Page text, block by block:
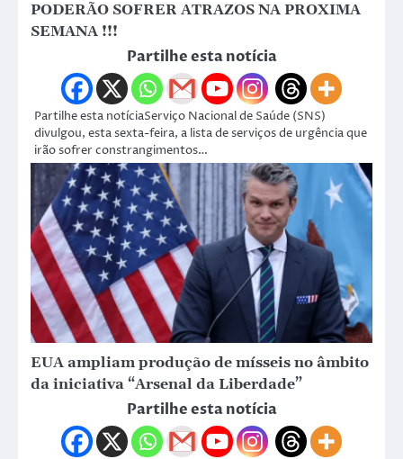
PODERÃO SOFRER ATRAZOS NA PROXIMA
SEMANA !!!
Partilhe esta notícia
Partilhe esta notíciaServiço Nacional de Saúde (SNS)
divulgou, esta sexta-feira, a lista de serviços de urgência que
irão sofrer constrangimentos…
EUA ampliam produção de mísseis no âmbito
da iniciativa “Arsenal da Liberdade”
Partilhe esta notícia